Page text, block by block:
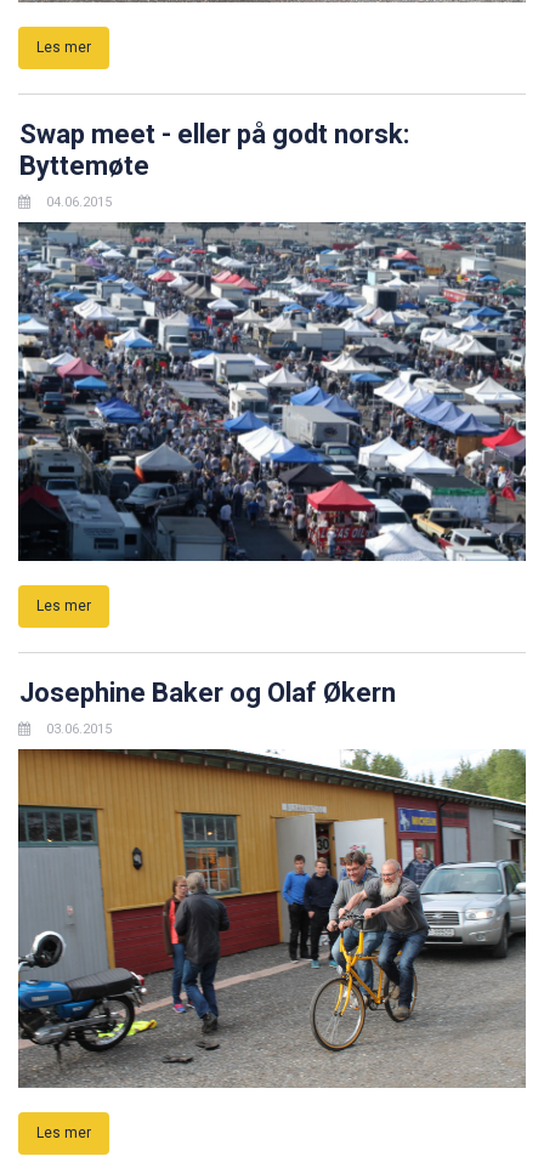
Les mer
Swap meet - eller på godt norsk:
Byttemøte
04.06.2015
Les mer
Josephine Baker og Olaf Økern
03.06.2015
Les mer